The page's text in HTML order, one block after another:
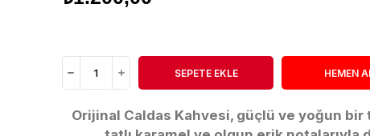
Orijinal Caldas Kahvesi, güçlü ve yoğun bir